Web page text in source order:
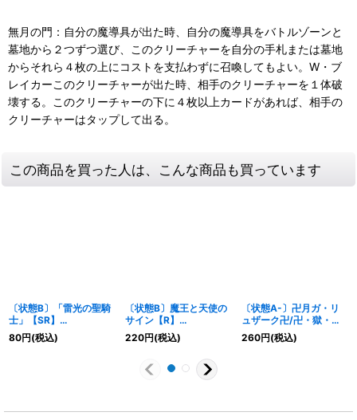
無月の門：自分の魔導具が出た時、自分の魔導具をバトルゾーンと
墓地から２つずつ選び、このクリーチャーを自分の手札または墓地
からそれら４枚の上にコストを支払わずに召喚してもよい。W・ブ
レイカーこのクリーチャーが出た時、相手のクリーチャーを１体破
壊する。このクリーチャーの下に４枚以上カードがあれば、相手の
クリーチャーはタップして出る。
この商品を買った人は、こんな商品も買っています
〔状態B〕「雷光の聖騎
士」【SR】
{RP21TR8/TR10}
《多》
80円(税込)
〔状態B〕魔王と天使の
サイン【R】
{EX1423/110}《多》
220円(税込)
〔状態A-〕卍月ガ・リ
ュザーク卍/卍・獄・殺
【MAS】{BD203/12}
《闇》
260円(税込)